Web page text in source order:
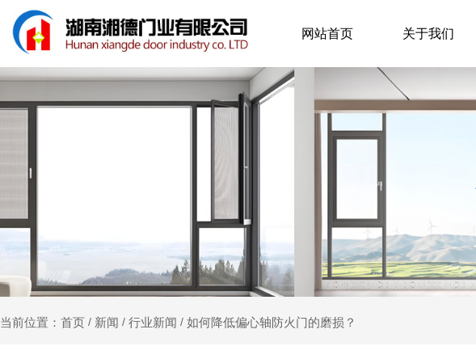
网站首页 关于我们
当前位置：首页 / 新闻 / 行业新闻 / 如何降低偏心轴防火门的磨损？